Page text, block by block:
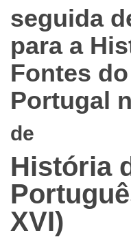
seguida
para a
Fontes
Portugal
de
História
XVI)